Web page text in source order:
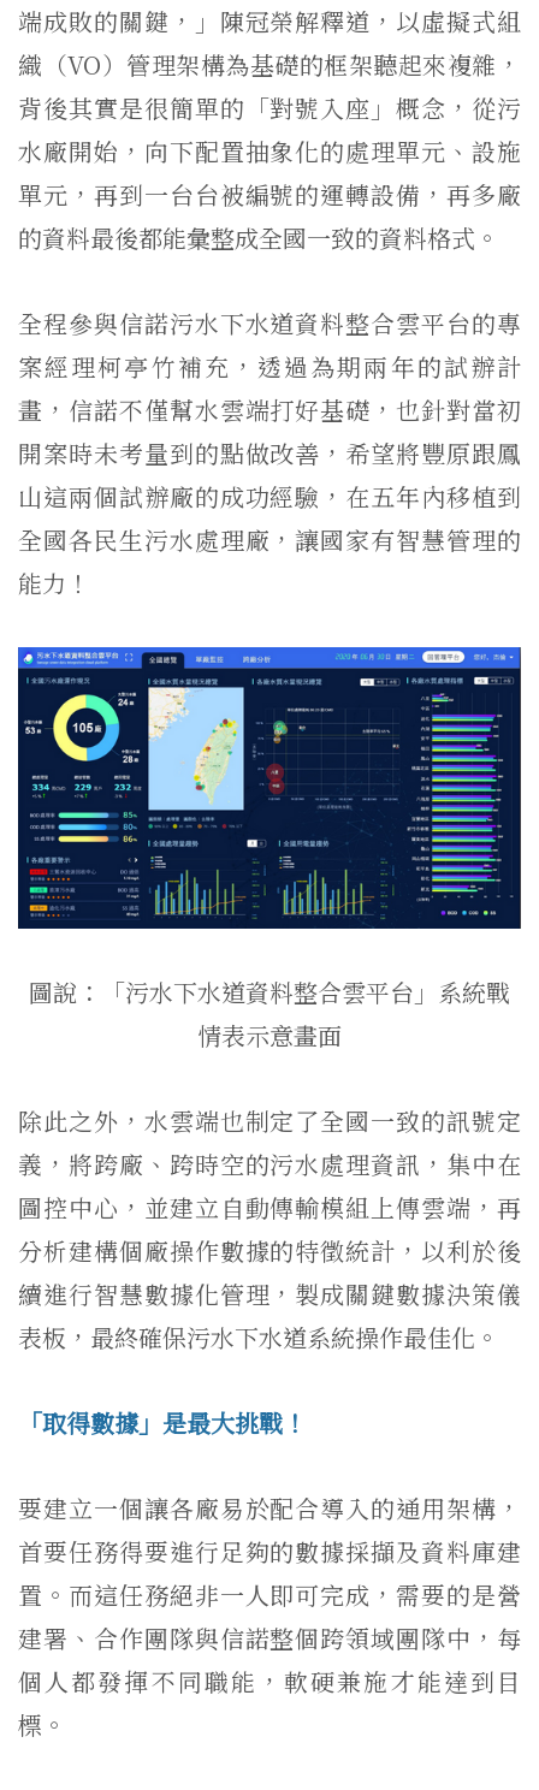
端成敗的關鍵，」陳冠榮解釋道，以虛擬式組
織（VO）管理架構為基礎的框架聽起來複雜，
背後其實是很簡單的「對號入座」概念，從污
水廠開始，向下配置抽象化的處理單元、設施
單元，再到一台台被編號的運轉設備，再多廠
的資料最後都能彙整成全國一致的資料格式。
全程參與信諾污水下水道資料整合雲平台的專
案經理柯亭竹補充，透過為期兩年的試辦計
畫，信諾不僅幫水雲端打好基礎，也針對當初
開案時未考量到的點做改善，希望將豐原跟鳳
山這兩個試辦廠的成功經驗，在五年內移植到
全國各民生污水處理廠，讓國家有智慧管理的
能力！
圖說：
「污水下水道資料整合雲平台」系統戰
情表示意畫面
除此之外，水雲端也制定了全國一致的訊號定
義，將跨廠、跨時空的污水處理資訊，集中在
圖控中心，並建立自動傳輸模組上傳雲端，再
分析建構個廠操作數據的特徵統計，以利於後
續進行智慧數據化管理，製成關鍵數據決策儀
表板，最終確保污水下水道系統操作最佳化。
「取得數據」是最大挑戰！
要建立一個讓各廠易於配合導入的通用架構，
首要任務得要進行足夠的數據採擷及資料庫建
置。而這任務絕非一人即可完成，需要的是營
建署、合作團隊與信諾整個跨領域團隊中，每
個人都發揮不同職能，軟硬兼施才能達到目
標。